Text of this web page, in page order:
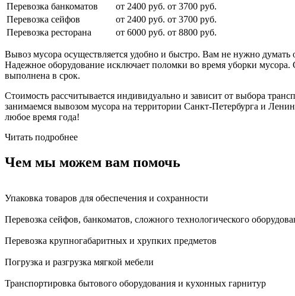
Перевозка банкоматов
от 2400 руб. от 3700 руб.
Перевозка сейфов
от 2400 руб. от 3700 руб.
Перевозка ресторана
от 6000 руб. от 8800 руб.
Вывоз мусора осуществляется удобно и быстро. Вам не нужно
Надежное оборудование исключает поломки во время уборки
выполнена в срок.
Стоимость рассчитывается индивидуально и зависит от выбора
занимаемся вывозом мусора на территории Санкт-Петербурга и
любое время года!
Читать подробнее
Чем мы можем вам помочь
Упаковка товаров для обеспечения и сохранности
Перевозка сейфов, банкоматов, сложного технологического
Перевозка крупногабаритных и хрупких предметов
Погрузка и разгрузка мягкой мебели
Транспортировка бытового оборудования и кухонных гарнитур